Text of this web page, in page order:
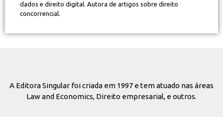
dados e direito digital. Autora de artigos sobre direito
concorrencial.
A Editora Singular foi criada em 1997 e tem atuado nas áreas
Law and Economics, Direito empresarial, e outros.